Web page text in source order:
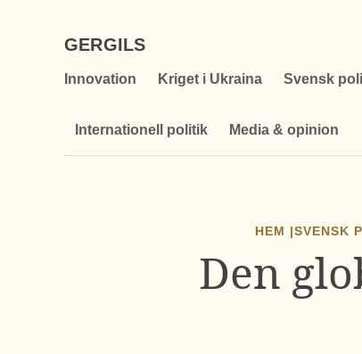
GERGILS
Innovation Kriget i Ukraina Svensk
Internationell politik Media & opinion
HEM |SVENSK
Den